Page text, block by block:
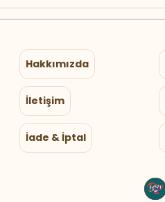
Hakkımızda
İletişim
İade & İptal